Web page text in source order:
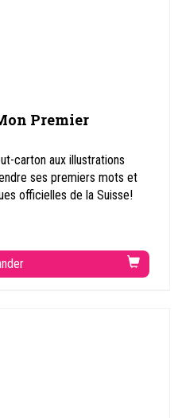
Premier
carton aux illustrations
ses premiers mots et
officielles de la Suisse!